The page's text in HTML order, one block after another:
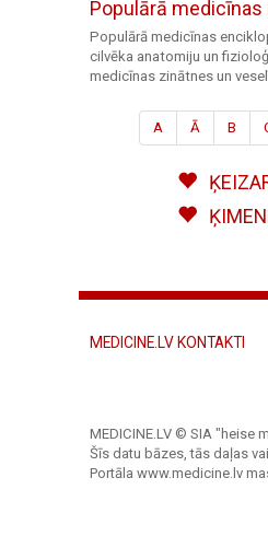
Populārā medicīnas
Populārā medicīnas
cilvēka anatomiju un
medicīnas zinātnes un
A Ā B
MEDICINE.LV KONTAKTI
MEDICINE.LV © SIA "heise
Šīs datu bāzes, tās daļas
Portāla www.medicine.lv